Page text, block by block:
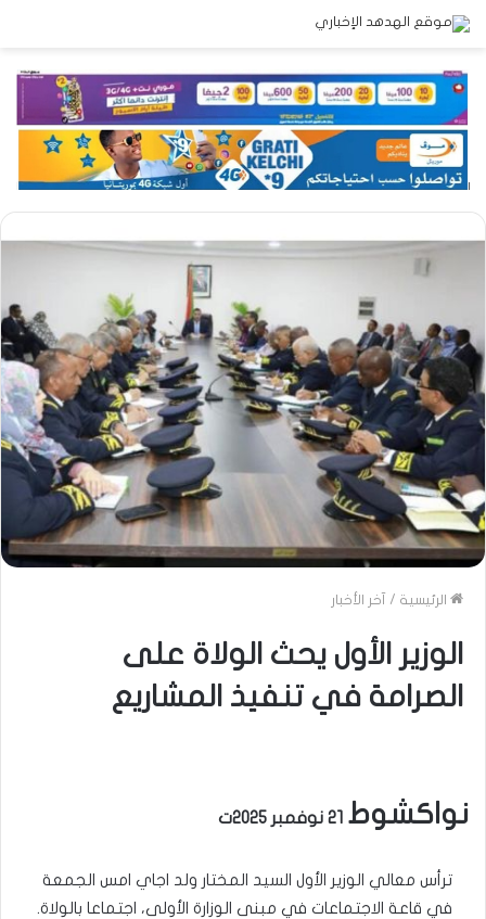
الرئيسية / آخر الأخبار
الوزير الأول يحث الولاة على
الصرامة في تنفيذ المشاريع
نواكشوط
ترأس معالي الوزير الأول السيد المختار ولد اجاي امس الجمعة
في قاعة الاجتماعات في مبنى الوزارة الأولى، اجتماعا بالولاة.